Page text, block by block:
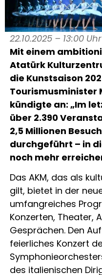
22.10.2025 – 13:00 Uhr
Mit einem
Atatürk
die Kunstsaison
Tourismusminister
kündigte an: „Im
über 2.390
2,5 Millionen
durchgeführt – in
noch mehr
Das AKM, das als
gilt, bietet in der
umfangreiches
Konzerten, Theater,
Gesprächen. Den
feierliches Konzert
des italienischen